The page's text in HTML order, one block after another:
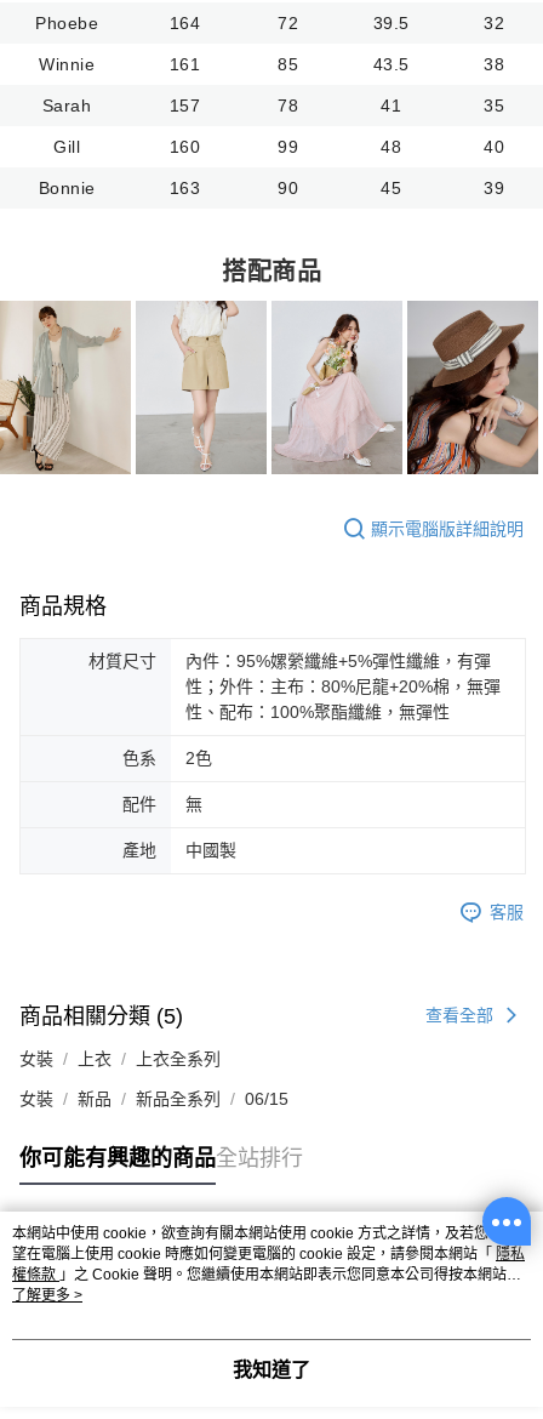
Phoebe 164 72 39.5 32
Winnie 161 85 43.5 38
Sarah 157 78 41 35
Gill 160 99 48 40
Bonnie 163 90 45 39
搭配商品
顯示電腦版詳細說明
商品規格
材質尺寸
內件：95%嫘縈纖維+5%彈性纖維，有彈
性；外件：主布：80%尼龍+20%棉，無彈
性、配布：100%聚酯纖維，無彈性
色系 2色
配件 無
產地 中國製
客服
商品相關分類 (5) 查看全部
女裝 上衣 上衣全系列
女裝 新品 新品全系列 06/15
你可能有興趣的商品全站排行
熱門標籤
本網站中使用 cookie，欲查詢有關本網站使用 cookie 方式之詳情，及若您不希
望在電腦上使用 cookie 時應如何變更電腦的 cookie 設定，請參閱本網站「 隱私
權條款 」之 Cookie 聲明。您繼續使用本網站即表示您同意本公司得按本網站使
用條款之 Cookie 聲明使用 cookie。
了解更多 >
我知道了